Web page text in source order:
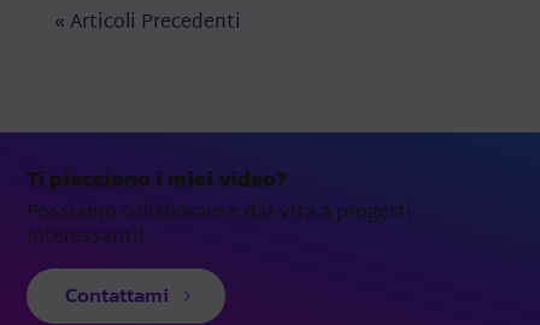
« Articoli Precedenti
Ti piacciono i miei video?
Possiamo collaborare e dar vita a progetti
interessanti!
Contattami